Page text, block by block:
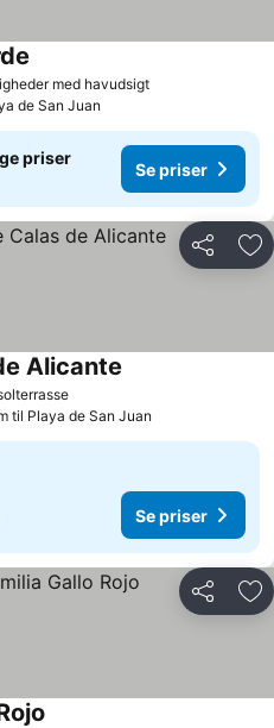
med havudsigt
de San Juan
priser
Se priser
Del
Alicante
til Playa de San Juan
Se priser
Del